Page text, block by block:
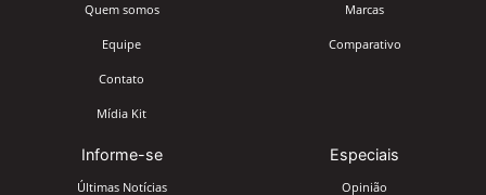
Quem somos
Equipe
Contato
Mídia Kit
Marcas
Comparativo
Informe-se
Últimas Notícias
Especiais
Opinião